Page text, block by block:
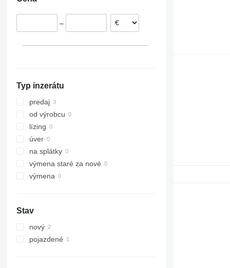
–
Typ inzerátu
predaj
od výrobcu
lízing
úver
na splátky
výmena staré za nové
výmena
Stav
nový
pojazdené